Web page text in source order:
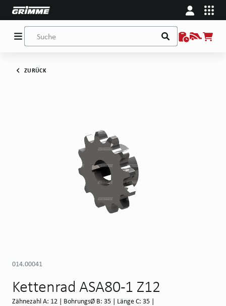
ZURÜCK
014.00041
Kettenrad ASA80-1 Z12
Zähnezahl A: 12 | BohrungsØ B: 35 | Länge C: 35 |